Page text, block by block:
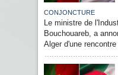
CONJONCTURE
Le ministre de
Bouchouareb, a
Alger d'une